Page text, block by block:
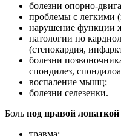
болезни опорно-
проблемы с легкими
нарушение функции
патологии по
(стенокардия,
болезни
спондилез,
воспаление мышц;
болезни селезенки.
Боль под правой